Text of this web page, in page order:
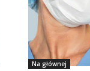
Na głównej